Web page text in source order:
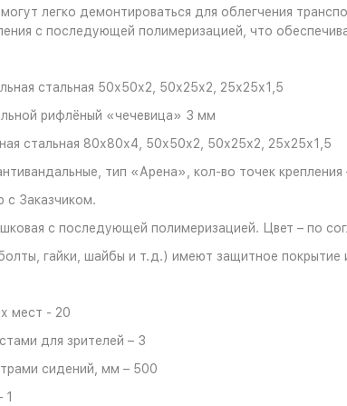
легко демонтироваться для облегчения
с последующей полимеризацией, что
стальная 50х50х2, 50х25х2, 25х25х1,5
рифлёный «чечевица» 3 мм
стальная 80х80х4, 50х50х2, 50х25х2, 25х25х1,5
тип «Арена», кол-во точек крепления
с Заказчиком.
с последующей полимеризацией. Цвет – по
гайки, шайбы и т.д.) имеют защитное
мест - 20
для зрителей – 3
сидений, мм – 500
1